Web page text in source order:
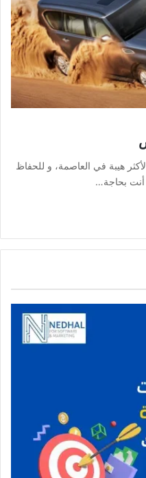
هيبة في العاصمة، و للحفاظ
أنت بحاجة…